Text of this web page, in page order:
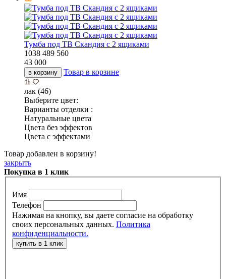
Тумба под ТВ Скандия с 2 ящиками
1038 489 560
43 000
в корзину Товар в корзине
лак (46)
Выберите цвет:
Варианты отделки :
Натуральные цвета
Цвета без эффектов
Цвета с эффектами
Товар добавлен в корзину!
закрыть
Покупка в 1 клик
Имя
Телефон
Нажимая на кнопку, вы даете согласие на обработку
своих персональных данных. Политика
конфиденциальности.